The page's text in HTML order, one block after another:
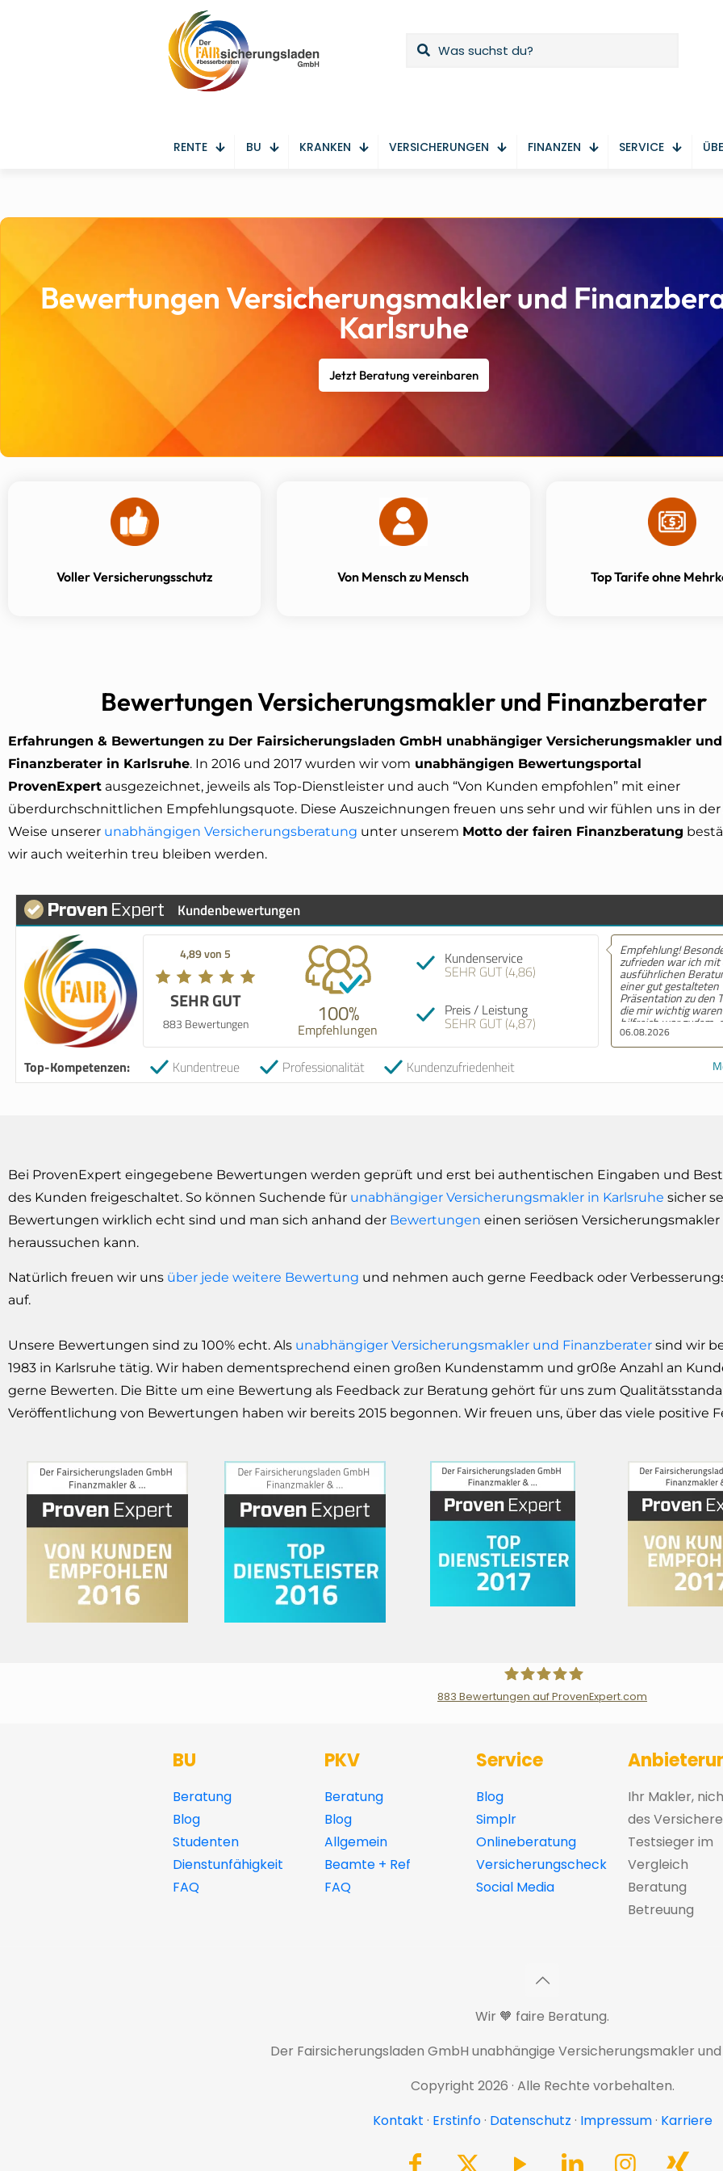
RENTE BU KRANKEN VERSICHERUNGEN FINANZEN SERVICE
Bewertungen Versicherungsmakler und
Karlsruhe
Jetzt Beratung vereinbaren
Voller Versicherungsschutz Von Mensch zu Mensch Top Tarife ohne
Bewertungen Versicherungsmakler und Finanzberater
Erfahrungen & Bewertungen zu Der Fairsicherungsladen GmbH unabhängiger Versicherungsmakler und
Finanzberater in Karlsruhe. In 2016 und 2017 wurden wir vom unabhängigen Bewertungsportal
ProvenExpert ausgezeichnet, jeweils als Top-Dienstleister und auch “Von Kunden empfohlen” mit einer
überdurchschnittlichen Empfehlungsquote. Diese Auszeichnungen freuen uns sehr und wir fühlen uns in
Weise unserer unabhängigen Versicherungsberatung unter unserem Motto der fairen Finanzberatung
wir auch weiterhin treu bleiben werden.
Kundenbewertungen
4,89 von 5
SEHR GUT
883 Bewertungen 100%
Empfehlungen
Kundenservice
SEHR GUT (4,86)
Preis / Leistung
SEHR GUT (4,87)
Empfehlung! Besonders
zufrieden war ich mit der
ausführlichen Beratung und
einer gut gestalteten
Präsentation zu den Themen,
die mir wichtig waren. Sehr
hilfreich war zudem, dass die
Anträge vom Team ausgefüllt
wurden, so dass nur noch das
Vielen Dank für die Hilfe!
Top-Kompetenzen: Kundentreue Professionalität Kundenzufriedenheit
Bei ProvenExpert eingegebene Bewertungen werden geprüft und erst bei authentischen Eingaben und
des Kunden freigeschaltet. So können Suchende für unabhängiger Versicherungsmakler in Karlsruhe sicher
Bewertungen wirklich echt sind und man sich anhand der Bewertungen einen seriösen Versicherungsmakler
heraussuchen kann.
Natürlich freuen wir uns über jede weitere Bewertung und nehmen auch gerne Feedback oder
auf.
Unsere Bewertungen sind zu 100% echt. Als unabhängiger Versicherungsmakler und Finanzberater sind wir
1983 in Karlsruhe tätig. Wir haben dementsprechend einen großen Kundenstamm und gr0ße Anzahl an
gerne Bewerten. Die Bitte um eine Bewertung als Feedback zur Beratung gehört für uns zum
Veröffentlichung von Bewertungen haben wir bereits 2015 begonnen. Wir freuen uns, über das viele positive
883 Bewertungen auf ProvenExpert.com
BU
Beratung
Blog
Studenten
Dienstunfähigkeit
FAQ
PKV
Beratung
Blog
Allgemein
Beamte + Ref
FAQ
Service
Blog
Simplr
Onlineberatung
Versicherungscheck
Social Media
Ihr Makler,
des
Testsieger im
Vergleich
Beratung
Betreuung
Wir 🧡 faire Beratung.
Der Fairsicherungsladen GmbH unabhängige Versicherungsmakler
Copyright 2026 · Alle Rechte vorbehalten.
Kontakt · Erstinfo· Datenschutz · Impressum· Karriere